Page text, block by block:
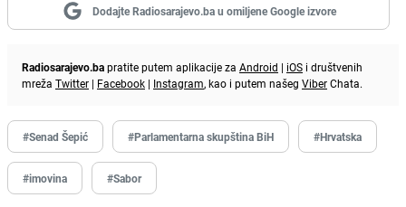
Dodajte Radiosarajevo.ba u omiljene Google izvore
Radiosarajevo.bapratite putem aplikacije za Android | iOS i društvenih
mreža Twitter | Facebook | Instagram, kao i putem našeg ViberChata.
#Senad Šepić #Parlamentarna skupština BiH #Hrvatska
#imovina #Sabor